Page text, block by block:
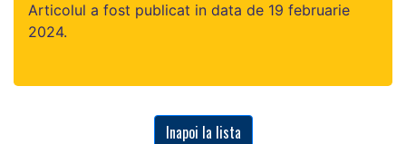
Articolul a fost publicat in data de 19 februarie
2024.
Inapoi la lista